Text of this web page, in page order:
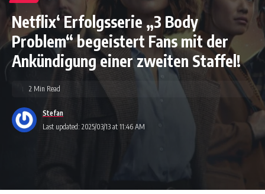
Netflix‘ Erfolgsserie „3 Body
Problem“ begeistert Fans mit der
Ankündigung einer zweiten Staffel!
Last updated: 2025/03/13 at 11:46 AM
Stefan
2 Min Read